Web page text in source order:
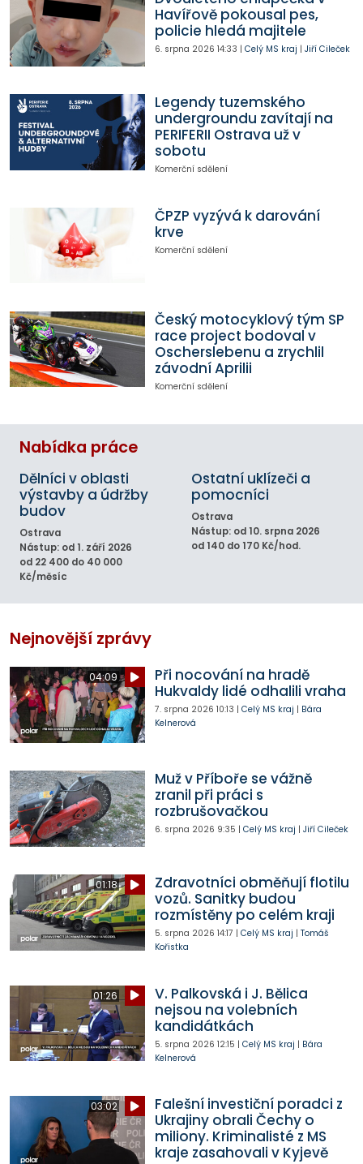
Havířově pokousal pes,
policie hledá majitele
6. srpna 2026 14:33 | Celý MS kraj | Jiří Cileček
Legendy tuzemského
undergroundu zavítají na
PERIFERII Ostrava už v
sobotu
Komerční sdělení
ČPZP vyzývá k darování
krve
Komerční sdělení
Český motocyklový tým SP
race project bodoval v
Oscherslebenu a zrychlil
závodní Aprilii
Komerční sdělení
Nabídka práce
Dělníci v oblasti
výstavby a údržby
budov
Ostrava
Nástup: od 1. září 2026
od 22 400 do 40 000
Kč/měsíc
Ostatní uklízeči a
pomocníci
Ostrava
Nástup: od 10. srpna 2026
od 140 do 170 Kč/hod.
Nejnovější zprávy
04:09
Při nocování na hradě
Hukvaldy lidé odhalili vraha
7. srpna 2026 10:13 | Celý MS kraj | Bára
Kelnerová
Muž v Příboře se vážně
zranil při práci s
rozbrušovačkou
6. srpna 2026 9:35 | Celý MS kraj | Jiří Cileček
01:18
Zdravotníci obměňují flotilu
vozů. Sanitky budou
rozmístěny po celém kraji
5. srpna 2026 14:17 | Celý MS kraj | Tomáš
Kořistka
01:26
V. Palkovská i J. Bělica
nejsou na volebních
kandidátkách
5. srpna 2026 12:15 | Celý MS kraj | Bára
Kelnerová
03:02
Falešní investiční poradci z
Ukrajiny obrali Čechy o
miliony. Kriminalisté z MS
kraje zasahovali v Kyjevě